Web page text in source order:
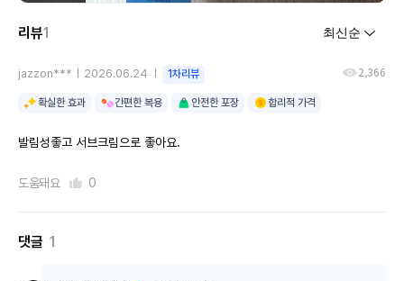
리뷰1
jazzon*** 2026.06.24 1차리뷰 2,366
확실한 효과 간편한 복용 안전한 포장 합리적 가격
발림성좋고 서브크림으로 좋아요.
도움돼요 0
댓글 1